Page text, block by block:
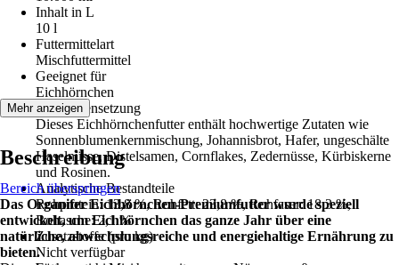
Inhalt in L
10 l
Futtermittelart
Mischfuttermittel
Geeignet für
Eichhörnchen
Zusammensetzung
Dieses Eichhörnchenfutter enthält hochwertige Zutaten wie
Sonnenblumenkernmischung, Johannisbrot, Hafer, ungeschälte
Haselnüsse, Distelsamen, Cornflakes, Zedernüsse, Kürbiskerne
und Rosinen.
Analytische Bestandteile
Rohprotein: 13,8 %, Rohfett: 23,8 %, Rohfaser: 18,3 %,
Rohasche: 2,1 %
Zusatzstoffe (pro kg)
Nicht verfügbar
Mehr anzeigen
Beschreibung
Bereich überspringen
Das Organifer Eichhörnchen-Premiumfutter wurde speziell
entwickelt, um Eichhörnchen das ganze Jahr über eine
natürliche, abwechslungsreiche und energiehaltige Ernährung zu
bieten.